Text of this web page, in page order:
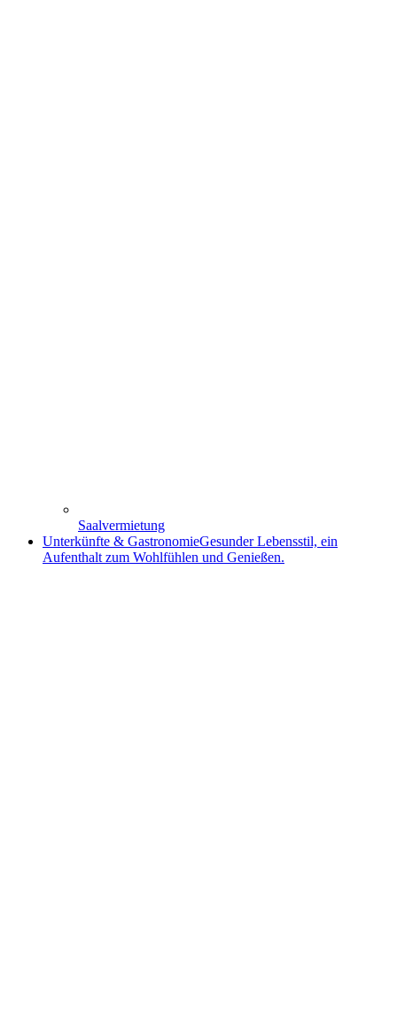
Saalvermietung
Unterkünfte & GastronomieGesunder Lebensstil, ein
Aufenthalt zum Wohlfühlen und Genießen.